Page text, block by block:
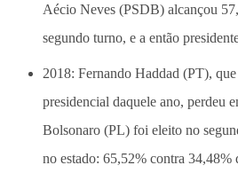
Aécio Neves (PSDB) alcançou
segundo turno, e a então
2018: Fernando Haddad (PT),
presidencial daquele ano, perdeu
Bolsonaro (PL) foi eleito no
no estado: 65,52% contra 34,48%